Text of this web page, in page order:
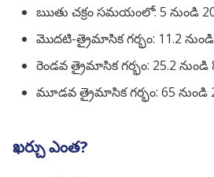
ఋతు చక్రం సమయంలో: 5 నుండి
మొదటి-త్రైమాసిక గర్భం: 11.2
రెండవ త్రైమాసిక గర్భం: 25.2 నుండి
మూడవ త్రైమాసిక గర్భం: 65 నుండి
ఖర్చు ఎంత?